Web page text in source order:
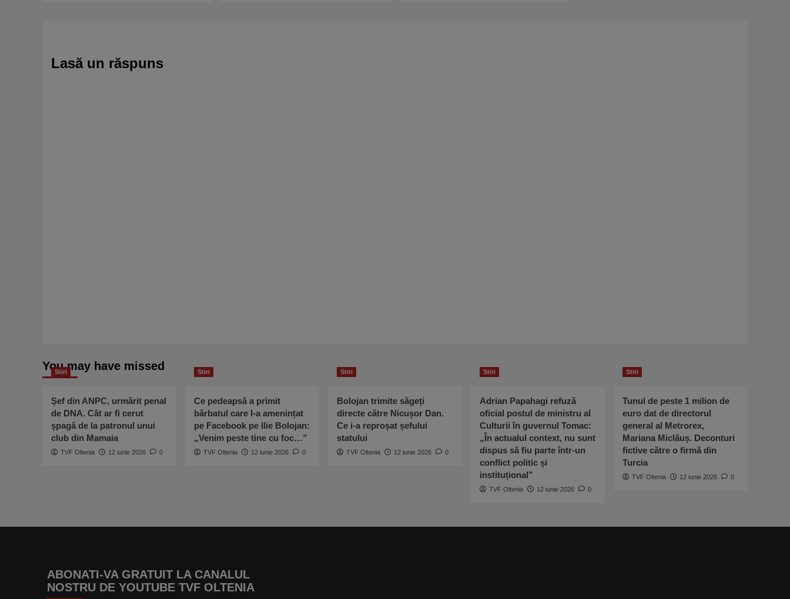
Lasă un răspuns
You may have missed
Stiri
Șef din ANPC, urmărit penal
de DNA. Cât ar fi cerut
șpagă de la patronul unui
club din Mamaia
TVF Oltenia 12 iunie 2026 0
Stiri
Ce pedeapsă a primit
bărbatul care l-a amenințat
pe Facebook pe Ilie Bolojan:
„Venim peste tine cu foc…”
TVF Oltenia 12 iunie 2026 0
Stiri
Bolojan trimite săgeți
directe către Nicușor Dan.
Ce i-a reproșat șefului
statului
TVF Oltenia 12 iunie 2026 0
Stiri
Adrian Papahagi refuză
oficial postul de ministru al
Culturii în guvernul Tomac:
„În actualul context, nu sunt
dispus să fiu parte într-un
conflict politic și
instituțional”
TVF Oltenia 12 iunie 2026 0
Stiri
Tunul de peste 1 milion de
euro dat de directorul
general al Metrorex,
Mariana Miclăuș. Deconturi
fictive către o firmă din
Turcia
TVF Oltenia 12 iunie 2026 0
ABONATI-VA GRATUIT LA CANALUL
NOSTRU DE YOUTUBE TVF OLTENIA